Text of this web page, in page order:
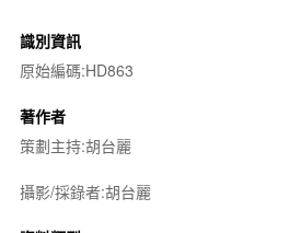
識別資訊
原始編碼:HD863
著作者
策劃主持:胡台麗
攝影/採錄者:胡台麗